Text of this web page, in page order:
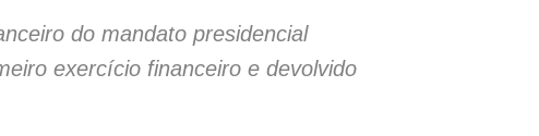
do mandato presidencial
exercício financeiro e devolvido